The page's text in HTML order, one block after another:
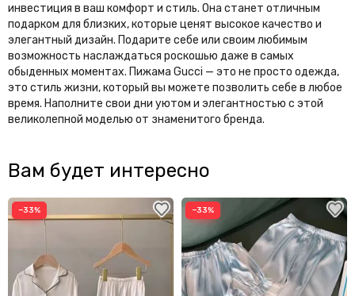
инвестиция в ваш комфорт и стиль. Она станет отличным
подарком для близких, которые ценят высокое качество и
элегантный дизайн. Подарите себе или своим любимым
возможность наслаждаться роскошью даже в самых
обыденных моментах. Пижама Gucci — это не просто одежда,
это стиль жизни, который вы можете позволить себе в любое
время. Наполните свои дни уютом и элегантностью с этой
великолепной моделью от знаменитого бренда.
Вам будет интересно
−33% −33%